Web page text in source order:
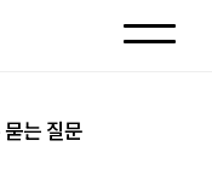
묻는 질문